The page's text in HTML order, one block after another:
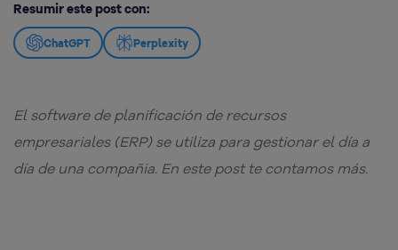
Resumir este post con:
ChatGPT Perplexity
El software de planificación de recursos
empresariales (ERP) se utiliza para gestionar el día a
día de una compañia. En este post te contamos más.